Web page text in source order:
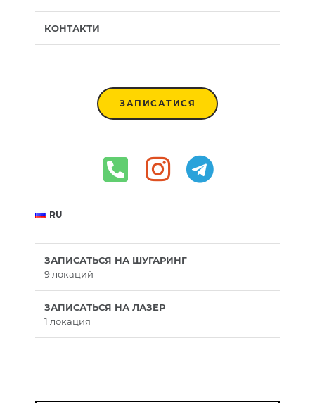
КОНТАКТИ
ЗАПИСАТИСЯ
RU
ЗАПИСАТЬСЯ НА ШУГАРИНГ
9 локаций
ЗАПИСАТЬСЯ НА ЛАЗЕР
1 локация